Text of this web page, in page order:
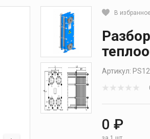
В
Кликните, чтобы
Артикул:
0 ₽